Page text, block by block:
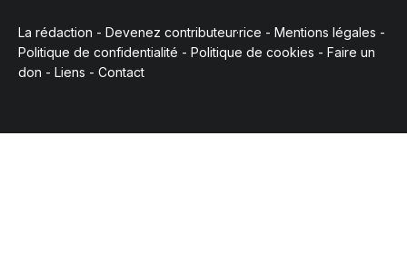
La rédaction - Devenez contributeur·rice - Mentions légales -
Politique de confidentialité - Politique de cookies - Faire un
don - Liens - Contact